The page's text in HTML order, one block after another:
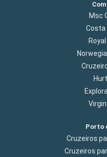
Msc
Costa
Porto
Cruzeiros
Cruzeiros